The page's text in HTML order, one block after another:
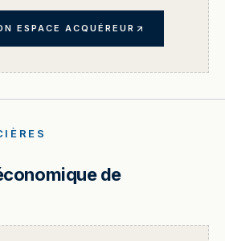
ESPACE ACQUÉREUR
de